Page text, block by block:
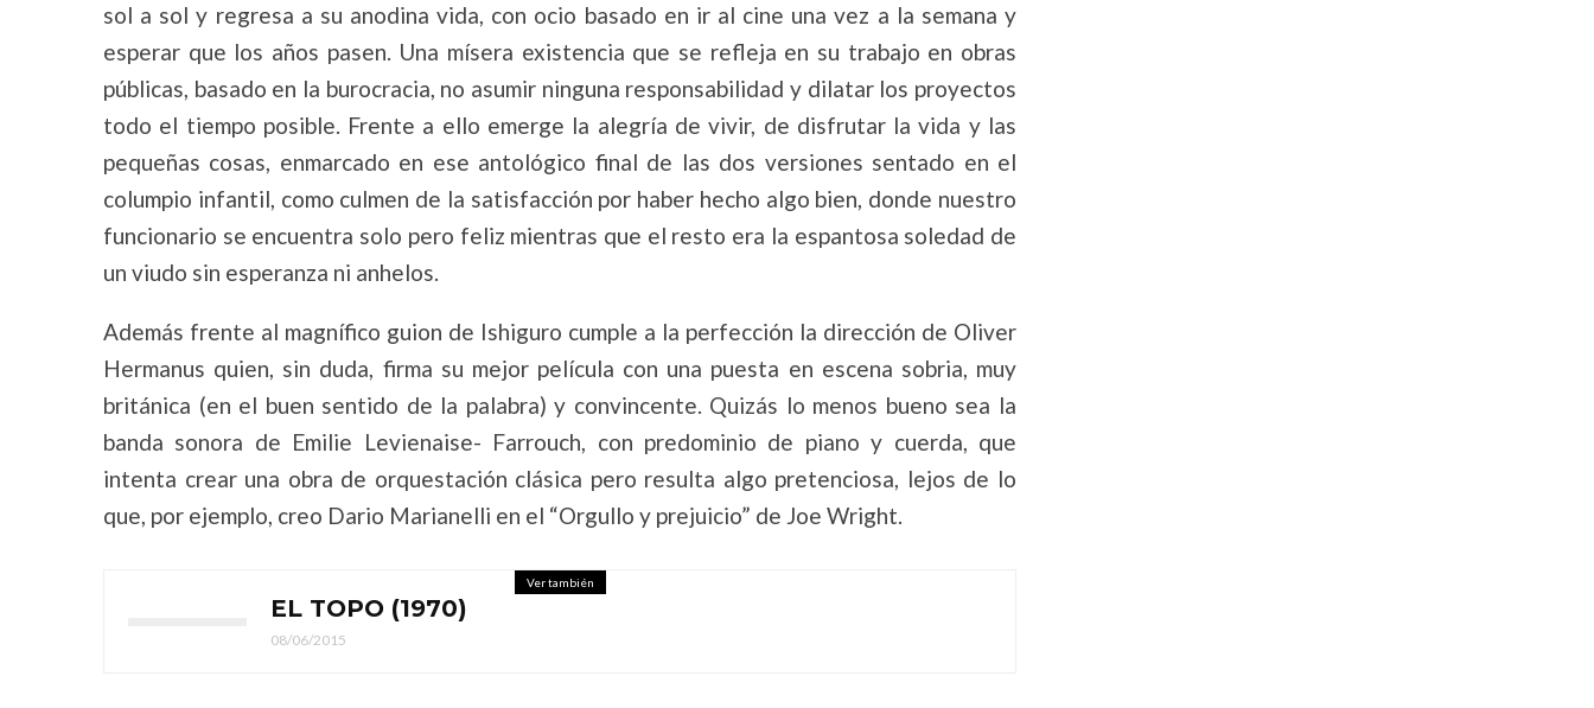
sol a sol y regresa a su anodina vida, con ocio basado en ir al cine una vez a la semana y
esperar que los años pasen. Una mísera existencia que se refleja en su trabajo en obras
públicas, basado en la burocracia, no asumir ninguna responsabilidad y dilatar los proyectos
todo el tiempo posible. Frente a ello emerge la alegría de vivir, de disfrutar la vida y las
pequeñas cosas, enmarcado en ese antológico final de las dos versiones sentado en el
columpio infantil, como culmen de la satisfacción por haber hecho algo bien, donde nuestro
funcionario se encuentra solo pero feliz mientras que el resto era la espantosa soledad de
un viudo sin esperanza ni anhelos.
Además frente al magnífico guion de Ishiguro cumple a la perfección la dirección de Oliver
Hermanus quien, sin duda, firma su mejor película con una puesta en escena sobria, muy
británica (en el buen sentido de la palabra) y convincente. Quizás lo menos bueno sea la
banda sonora de Emilie Levienaise- Farrouch, con predominio de piano y cuerda, que
intenta crear una obra de orquestación clásica pero resulta algo pretenciosa, lejos de lo
que, por ejemplo, creo Dario Marianelli en el “Orgullo y prejuicio” de Joe Wright.
Ver también
EL TOPO (1970)
08/06/2015